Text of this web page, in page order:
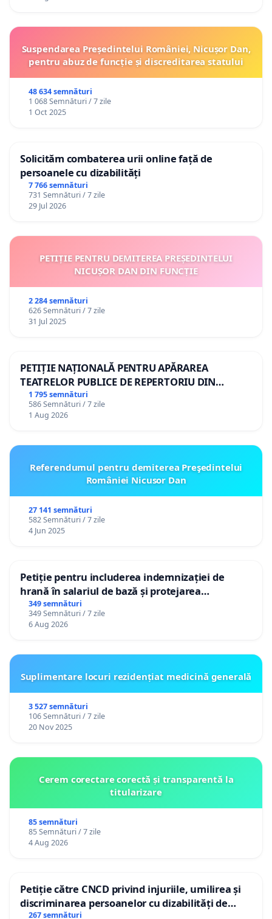
Suspendarea Președintelui României, Nicușor Dan,
pentru abuz de funcție și discreditarea statului
48 634 semnături
1 068 Semnături / 7 zile
1 Oct 2025
Solicităm combaterea urii online față de
persoanele cu dizabilități
7 766 semnături
731 Semnături / 7 zile
29 Jul 2026
PETIȚIE PENTRU DEMITEREA PREȘEDINTELUI
NICUȘOR DAN DIN FUNCȚIE
2 284 semnături
626 Semnături / 7 zile
31 Jul 2025
PETIȚIE NAȚIONALĂ PENTRU APĂRAREA
TEATRELOR PUBLICE DE REPERTORIU DIN
ROMÂNIA
1 795 semnături
586 Semnături / 7 zile
1 Aug 2026
Referendumul pentru demiterea Preşedintelui
României Nicusor Dan
27 141 semnături
582 Semnături / 7 zile
4 Jun 2025
Petiție pentru includerea indemnizației de
hrană în salariul de bază și protejarea
gradațiilor de vechime pentru asistenții
personali
349 semnături
349 Semnături / 7 zile
6 Aug 2026
Suplimentare locuri rezidențiat medicină generală
3 527 semnături
106 Semnături / 7 zile
20 Nov 2025
Cerem corectare corectă și transparentă la
titularizare
85 semnături
85 Semnături / 7 zile
4 Aug 2026
Petiție către CNCD privind injuriile, umilirea și
discriminarea persoanelor cu dizabilități de
267 semnături